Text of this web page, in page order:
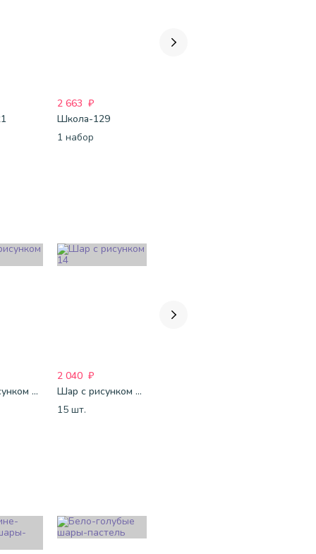
2 663 ₽
Школа-129
1 набор
Шар с рисунком 12 "Поздравляю
2 040 ₽
Шар с рисунком 14" ПушМяу
15 шт.